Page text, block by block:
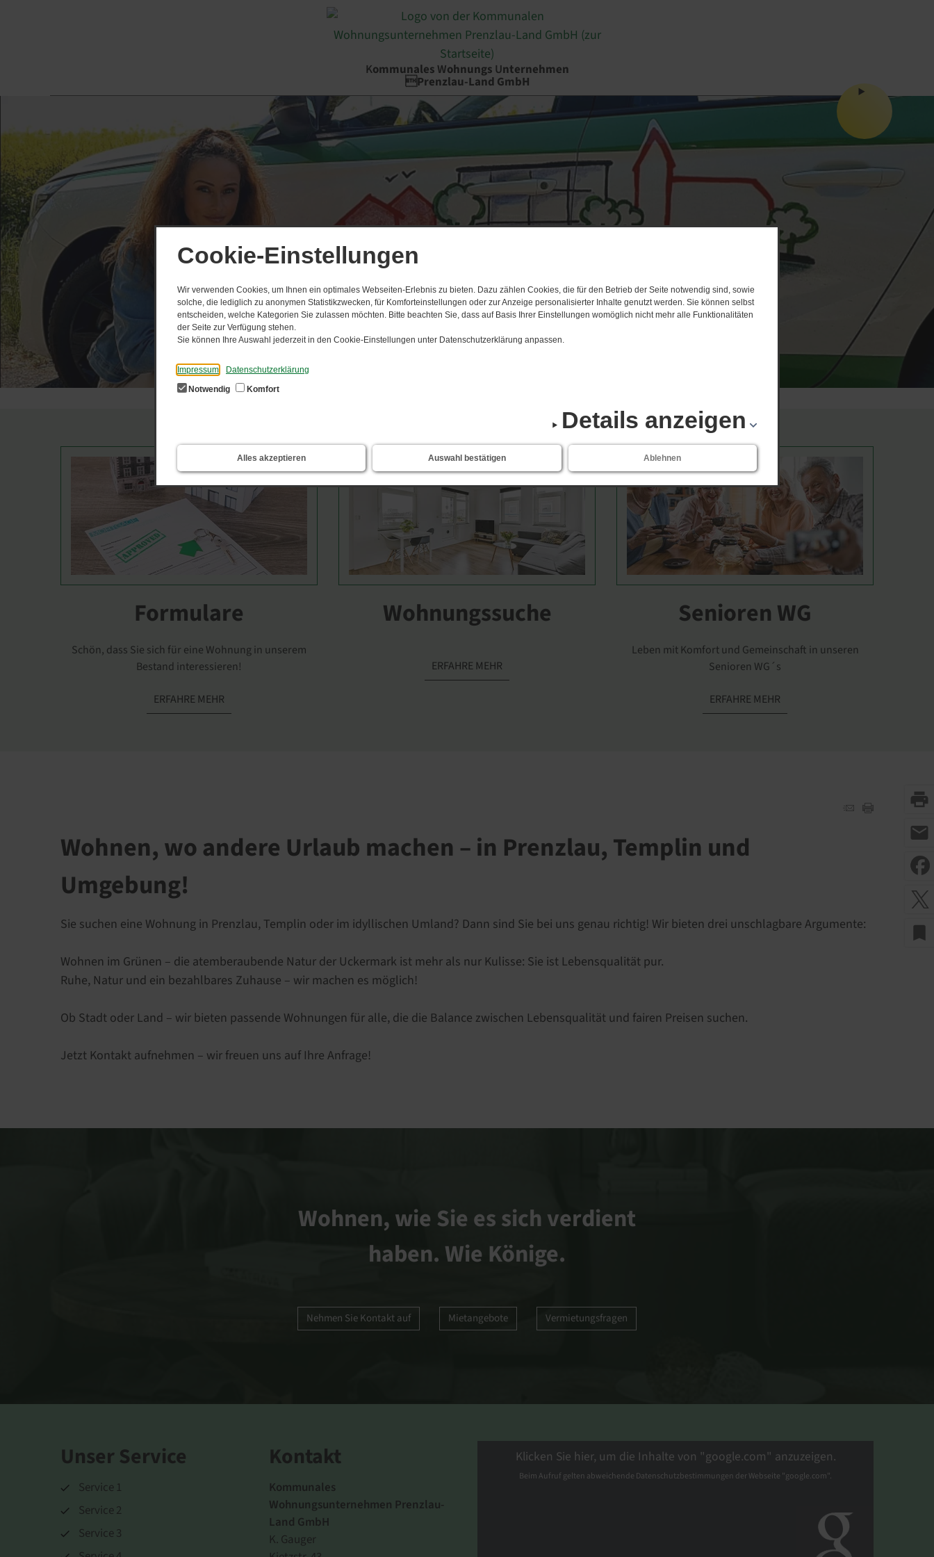
Cookie-Einstellungen
Wir verwenden Cookies, um Ihnen ein optimales Webseiten-Erlebnis zu bieten. Dazu zählen Cookies, die für den Betrieb der Seite notwendig sind, sowie
solche, die lediglich zu anonymen Statistikzwecken, für Komforteinstellungen oder zur Anzeige personalisierter Inhalte genutzt werden. Sie können selbst
entscheiden, welche Kategorien Sie zulassen möchten. Bitte beachten Sie, dass auf Basis Ihrer Einstellungen womöglich nicht mehr alle Funktionalitäten
der Seite zur Verfügung stehen.
Sie können Ihre Auswahl jederzeit in den Cookie-Einstellungen unter Datenschutzerklärung anpassen.
Impressum
Datenschutzerklärung
Notwendig
Komfort
Details anzeigen
Alles akzeptieren Auswahl bestätigen Ablehnen
KommunalesWohnungs Unternehmen
Prenzlau-Land GmbH
Formulare
Schön, dass Sie sich für eine Wohnung in unserem
Bestand interessieren!
ERFAHRE MEHR
Wohnungssuche
ERFAHRE MEHR
Senioren WG
Leben mit Komfort und Gemeinschaft in unseren
Senioren WG´s
ERFAHRE MEHR
Wohnen, wo andere Urlaub machen – in Prenzlau, Templin und
Umgebung!
Sie suchen eine Wohnung in Prenzlau, Templin oder im idyllischen Umland? Dann sind Sie bei uns genau richtig! Wir bieten drei unschlagbare Argumente:
Wohnen im Grünen – die atemberaubende Natur der Uckermark ist mehr als nur Kulisse: Sie ist Lebensqualität pur.
Ruhe, Natur und ein bezahlbares Zuhause – wir machen es möglich!
Ob Stadt oder Land – wir bieten passende Wohnungen für alle, die die Balance zwischen Lebensqualität und fairen Preisen suchen.
Jetzt Kontakt aufnehmen – wir freuen uns auf Ihre Anfrage!
print
mail
bookmark
Wohnen, wie Sie es sich verdient
haben. Wie Könige.
Nehmen Sie Kontakt auf Mietangebote Vermietungsfragen
Unser Service
Service 1
Service 2
Service 3
Kontakt
Kommunales
Wohnungsunternehmen Prenzlau-
Land GmbH
K. Gauger
Klicken Sie hier, um die Inhalte von "google.com" anzuzeigen.
Beim Aufruf gelten abweichende Datenschutzbestimmungen der Webseite "google.com".